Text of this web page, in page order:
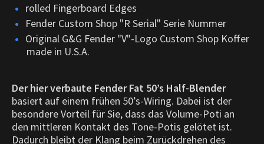
rolled Fingerboard Edges
Fender Custom Shop "R Serial" Serie Nummer
Original G&G Fender "V"-Logo Custom Shop Koffer
made in U.S.A.
Der hier verbaute Fender Fat 50’s Half-Blender
basiert auf einem frühen 50’s-Wiring. Dabei ist der
besondere Vorteil für Sie, dass das Volume-Poti an
den mittleren Kontakt des Tone-Potis gelötet ist.
Dadurch bleibt der Klang beim Zurückdrehen des